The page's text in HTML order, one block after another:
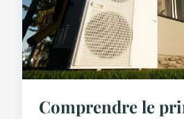
Comprendre le